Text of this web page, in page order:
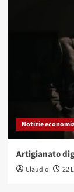
Notizie
Artigianato
Claudio 22